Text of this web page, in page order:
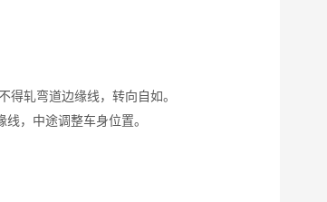
轧弯道边缘线，转向自如。
，中途调整车身位置。